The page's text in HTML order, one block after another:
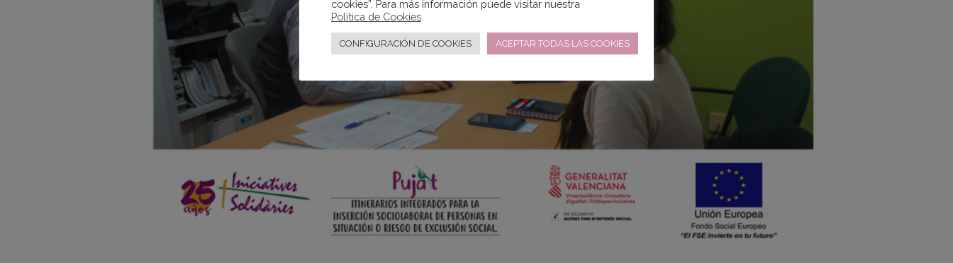
cookies”. Para más información puede visitar nuestra
Política de Cookies
CONFIGURACIÓN DE COOKIES ACEPTAR TODAS LAS COOKIES